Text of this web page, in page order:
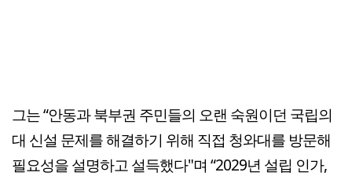
그는 “안동과 북부권 주민들의 오랜 숙원이던 국립의
대 신설 문제를 해결하기 위해 직접 청와대를 방문해
필요성을 설명하고 설득했다"며 “2029년 설립 인가,